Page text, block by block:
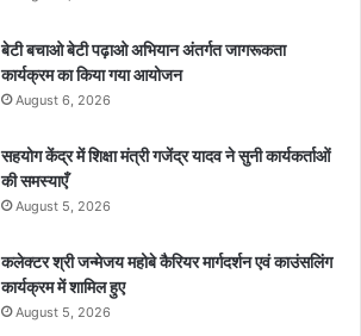
बेटी बचाओ बेटी पढ़ाओ अभियान अंतर्गत जागरूकता
कार्यक्रम का किया गया आयोजन
August 6, 2026
सहयोग केंद्र में शिक्षा मंत्री गजेंद्र यादव ने सुनी कार्यकर्ताओं
की समस्याएँ
August 5, 2026
कलेक्टर श्री जन्मेजय महोबे कैरियर मार्गदर्शन एवं काउंसलिंग
कार्यक्रम में शामिल हुए
August 5, 2026